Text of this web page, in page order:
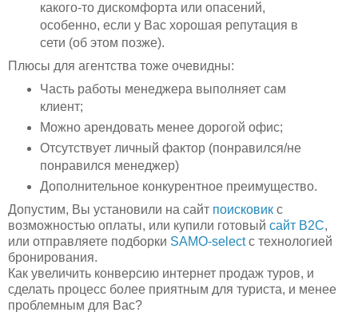
какого-то дискомфорта или опасений,
особенно, если у Вас хорошая репутация в
сети (об этом позже).
Плюсы для агентства тоже очевидны:
Часть работы менеджера выполняет сам
клиент;
Можно арендовать менее дорогой офис;
Отсутствует личный фактор (понравился/не
понравился менеджер)
Дополнительное конкурентное преимущество.
Допустим, Вы установили на сайт поисковик с
возможностью оплаты, или купили готовый сайт B2C,
или отправляете подборки SAMO-selectс технологией
бронирования.
Как увеличить конверсию интернет продаж туров, и
сделать процесс более приятным для туриста, и менее
проблемным для Вас?